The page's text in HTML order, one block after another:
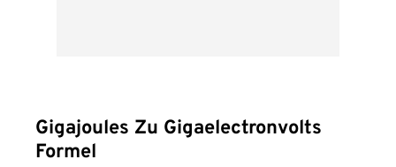
Gigajoules Zu Gigaelectronvolts
Formel